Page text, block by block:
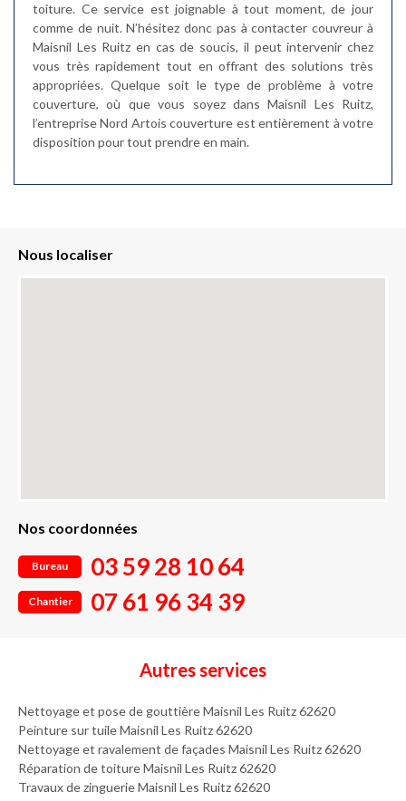
toiture. Ce service est joignable à tout moment, de jour
comme de nuit. N’hésitez donc pas à contacter couvreur à
Maisnil Les Ruitz en cas de soucis, il peut intervenir chez
vous très rapidement tout en offrant des solutions très
appropriées. Quelque soit le type de problème à votre
couverture, où que vous soyez dans Maisnil Les Ruitz,
l’entreprise Nord Artois couverture est entièrement à votre
disposition pour tout prendre en main.
Nous localiser
Nos coordonnées
Bureau 03 59 28 10 64
Chantier 07 61 96 34 39
Autres services
Nettoyage et pose de gouttière Maisnil Les Ruitz 62620
Peinture sur tuile Maisnil Les Ruitz 62620
Nettoyage et ravalement de façades Maisnil Les Ruitz 62620
Réparation de toiture Maisnil Les Ruitz 62620
Travaux de zinguerie Maisnil Les Ruitz 62620